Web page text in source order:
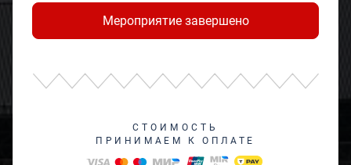
Мероприятие завершено
СТОИМОСТЬ
ПРИНИМАЕМ К ОПЛАТЕ